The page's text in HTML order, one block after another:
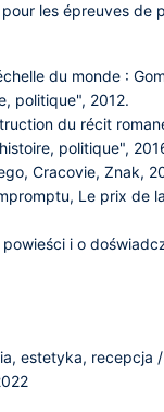
les épreuves de
du monde :
politique", 2012.
du récit
politique",
Cracovie, Znak,
Le prix de
i o
estetyka, recepcja